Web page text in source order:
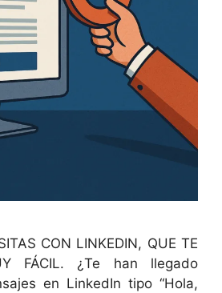
CON LINKEDIN, QUE TE
FÁCIL. ¿Te han llegado
en LinkedIn tipo “Hola,